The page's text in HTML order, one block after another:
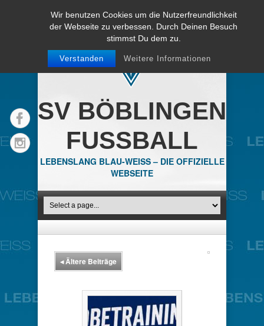
Wir benutzen Cookies um die Nutzerfreundlichkeit
der Webseite zu verbessen. Durch Deinen Besuch
stimmst Du dem zu.
Verstanden Weitere Informationen
SV BÖBLINGEN
FUSSBALL
LEBENSLANG BLAU-WEISS – DIE OFFIZIELLE
WEBSEITE
◂Ältere Beiträge